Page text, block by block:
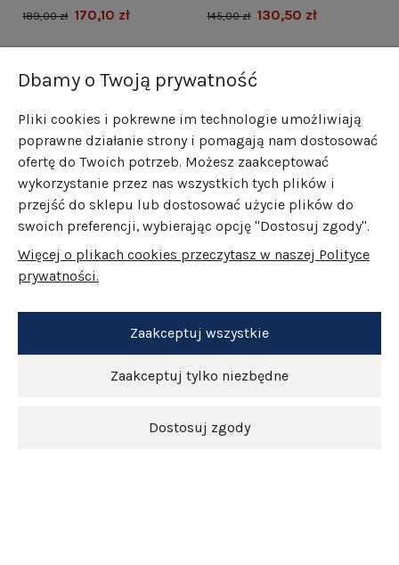
rodowane
189,00 zł 170,10 zł 145,00 zł 130,50 zł
Dbamy o Twoją prywatność
Pliki cookies i pokrewne im technologie umożliwiają
poprawne działanie strony i pomagają nam dostosować
ofertę do Twoich potrzeb. Możesz zaakceptować
wykorzystanie przez nas wszystkich tych plików i
przejść do sklepu lub dostosować użycie plików do
swoich preferencji, wybierając opcję "Dostosuj zgody".
Więcej o plikach cookies przeczytasz w naszej Polityce
prywatności.
Zaakceptuj tylko niezbędne
Dostosuj zgody
Zaakceptuj wszystkie